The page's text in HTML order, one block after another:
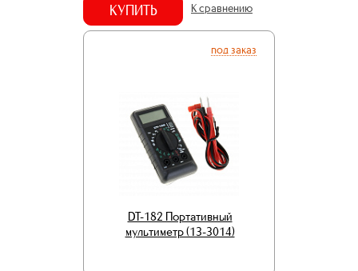
КУПИТЬ К сравнению
под заказ
DT-182 Портативный
мультиметр (13-3014)